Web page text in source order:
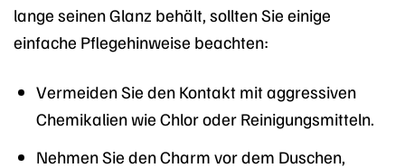
lange seinen Glanz behält, sollten Sie einige
einfache Pflegehinweise beachten:
Vermeiden Sie den Kontakt mit aggressiven
Chemikalien wie Chlor oder Reinigungsmitteln.
Nehmen Sie den Charm vor dem Duschen,